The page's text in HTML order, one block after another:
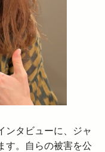
タビューに、ジャ
す。自らの被害を公